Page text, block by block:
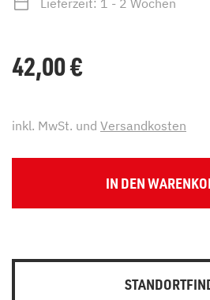
Lieferzeit: 1 - 2 Wochen
42,00€
inkl. MwSt. und Versandkosten
IN DEN